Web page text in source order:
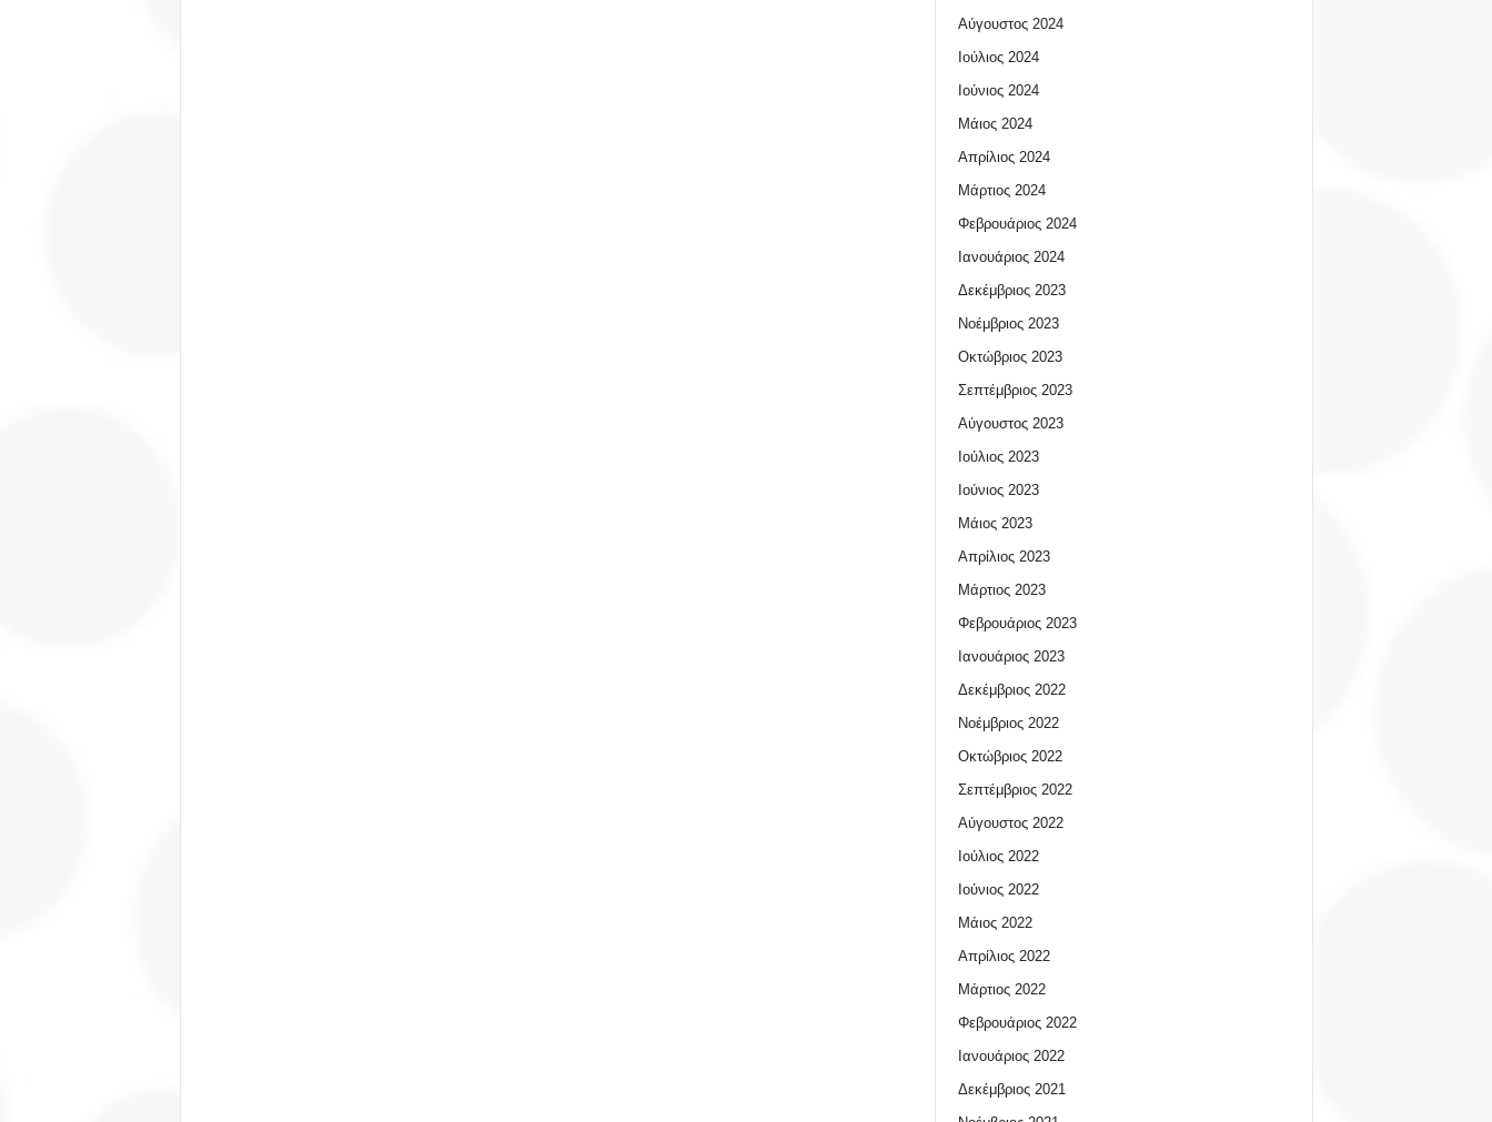
Αύγουστος 2024
Ιούλιος 2024
Ιούνιος 2024
Μάιος 2024
Απρίλιος 2024
Μάρτιος 2024
Φεβρουάριος 2024
Ιανουάριος 2024
Δεκέμβριος 2023
Νοέμβριος 2023
Οκτώβριος 2023
Σεπτέμβριος 2023
Αύγουστος 2023
Ιούλιος 2023
Ιούνιος 2023
Μάιος 2023
Απρίλιος 2023
Μάρτιος 2023
Φεβρουάριος 2023
Ιανουάριος 2023
Δεκέμβριος 2022
Νοέμβριος 2022
Οκτώβριος 2022
Σεπτέμβριος 2022
Αύγουστος 2022
Ιούλιος 2022
Ιούνιος 2022
Μάιος 2022
Απρίλιος 2022
Μάρτιος 2022
Φεβρουάριος 2022
Ιανουάριος 2022
Δεκέμβριος 2021